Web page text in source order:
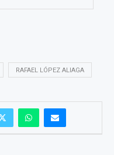
RAFAEL LÓPEZ ALIAGA